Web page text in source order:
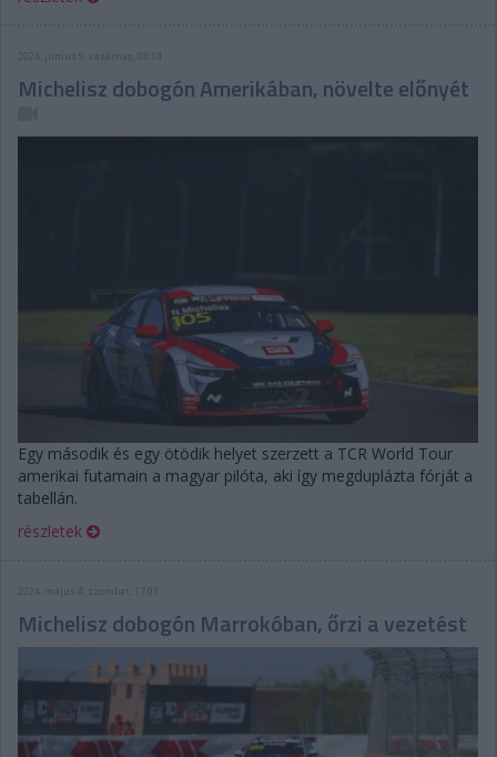
2024. június 9. vasárnap, 08:14
Michelisz dobogón Amerikában, növelte előnyét
Egy második és egy ötödik helyet szerzett a TCR World Tour
amerikai futamain a magyar pilóta, aki így megduplázta fórját a
tabellán.
részletek
2024. május 4. szombat, 17:01
Michelisz dobogón Marrokóban, őrzi a vezetést